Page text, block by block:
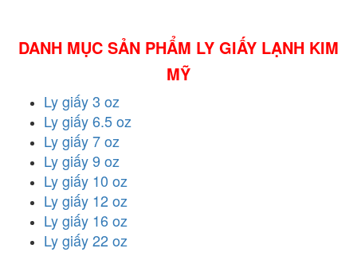
DANH MỤC SẢN PHẨM LY GIẤY LẠNH KIM
MỸ
Ly giấy 3 oz
Ly giấy 6.5 oz
Ly giấy 7 oz
Ly giấy 9 oz
Ly giấy 10 oz
Ly giấy 12 oz
Ly giấy 16 oz
Ly giấy 22 oz